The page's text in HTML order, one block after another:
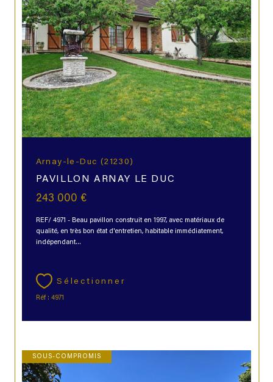
Arnay-le-Duc (21230)
PAVILLON ARNAY LE DUC
243 000 €
REF/ 4971 - Beau pavillon construit en 1997, avec matériaux de
qualité, en très bon état d'entretien, habitable immédiatement,
indépendant...
Sélectionner
Réf : 4971
SOUS-COMPROMIS